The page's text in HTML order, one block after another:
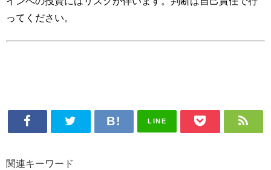
ってください。
LINE
関連キーワード